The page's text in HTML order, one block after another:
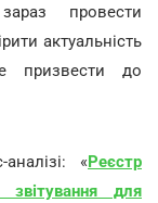
провести
актуальність
призвести до
«Реєстр
звітування для